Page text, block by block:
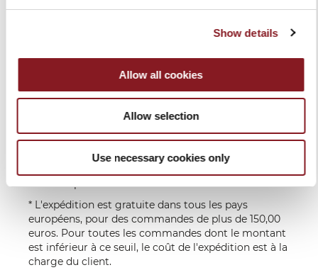
Show details
Allow all cookies
Allow selection
Use necessary cookies only
destinataire,
réception du paiement.
Pour les produits plus exclusifs tels que les
livraison peuvent varier et seront communiqués à
compter de réception du paiement.
seront expédiés.
* L'expédition est gratuite dans tous les pays
européens, pour des commandes de plus de 150,00
euros. Pour toutes les commandes dont le montant
est inférieur à ce seuil, le coût de l'expédition est à la
charge du client.
Je déclare avoir lu et compris lesinformations de
FacebookInstagram